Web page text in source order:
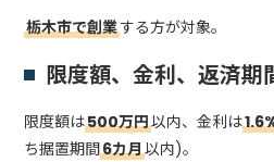
栃木市で創業する方が対象。
限度額、金利、返済期
限度額は500万円以内、金利は
ち据置期間6カ月以内)。